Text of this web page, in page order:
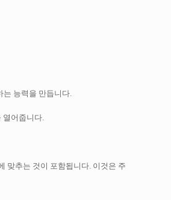
는 능력을 만듭니다.
열어줍니다.
맞추는 것이 포함됩니다. 이것은 주